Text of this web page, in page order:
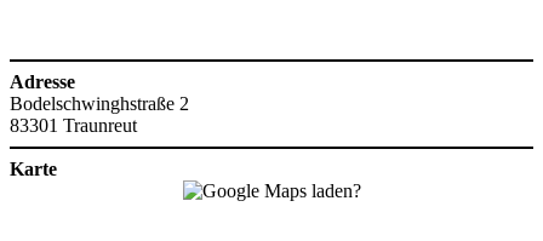
Adresse
Bodelschwinghstraße 2
83301 Traunreut
Karte